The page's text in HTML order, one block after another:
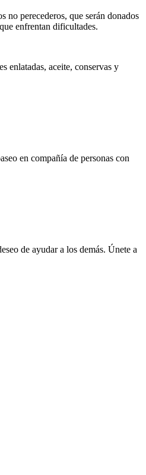
no perecederos, que serán donados
enfrentan dificultades.
enlatadas, aceite, conservas y
en compañía de personas con
de ayudar a los demás. Únete a